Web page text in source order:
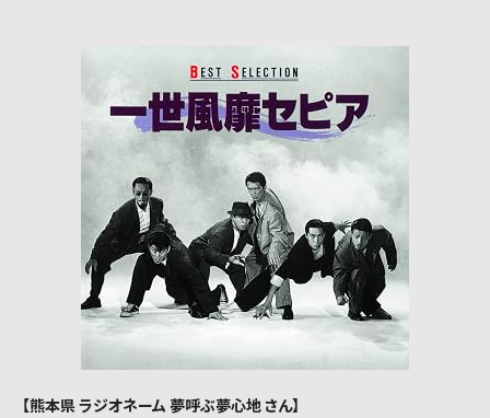
【熊本県 ラジオネーム 夢呼ぶ夢心地 さん】